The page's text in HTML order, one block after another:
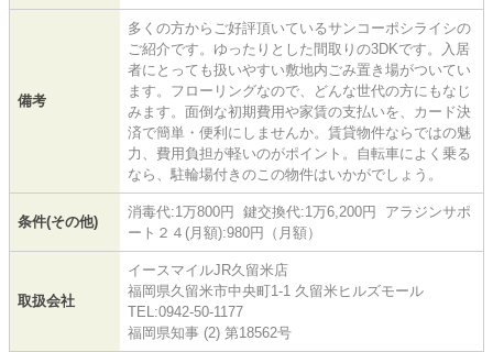
備考
多くの方からご好評頂いているサンコーポシライシの
ご紹介です。ゆったりとした間取りの3DKです。入居
者にとっても扱いやすい敷地内ごみ置き場がついてい
ます。フローリングなので、どんな世代の方にもなじ
みます。面倒な初期費用や家賃の支払いを、カード決
済で簡単・便利にしませんか。賃貸物件ならではの魅
力、費用負担が軽いのがポイント。自転車によく乗る
なら、駐輪場付きのこの物件はいかがでしょう。
条件(その他)
消毒代:1万800円 鍵交換代:1万6,200円 アラジンサポ
ート２４(月額):980円（月額）
取扱会社
イースマイルJR久留米店
福岡県久留米市中央町1-1 久留米ヒルズモール
TEL:0942-50-1177
福岡県知事 (2) 第18562号